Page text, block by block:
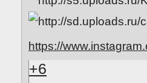
https://
+6